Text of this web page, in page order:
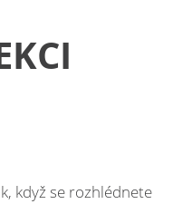
když se rozhlédnete